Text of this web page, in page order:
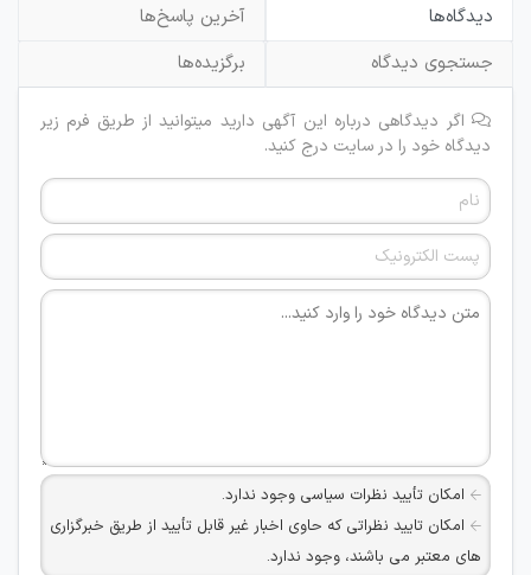
دیدگاه‌ها
آخرین پاسخ‌ها
جستجوی دیدگاه
برگزیده‌ها
اگر دیدگاهی درباره این آگهی دارید میتوانید از طریق فرم زیر
دیدگاه خود را در سایت درج کنید.
امکان تأیید نظرات سیاسی وجود ندارد.
امکان تایید نظراتی که حاوی اخبار غیر قابل تأیید از طریق خبرگزاری
های معتبر می باشند، وجود ندارد.